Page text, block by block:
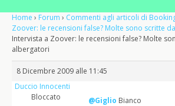
Home › Forum › Commenti agli articoli di
Zoover: le recensioni false? Molte sono scritte
Intervista a Zoover: le recensioni false? Molte
albergatori
8 Dicembre 2009 alle 11:45
Duccio Innocenti
Bloccato
@Giglio Bianco